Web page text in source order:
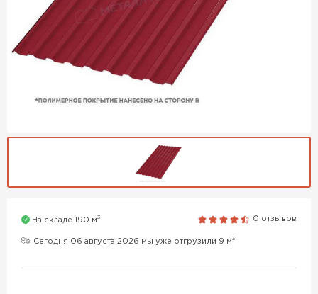
На складе 190 м3 0 отзывов
Сегодня 06 августа 2026 мы уже отгрузили 9 м3